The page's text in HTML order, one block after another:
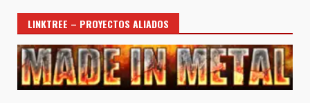
LINKTREE – PROYECTOS ALIADOS